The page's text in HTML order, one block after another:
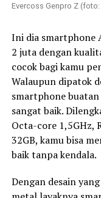
Evercoss Genpro Z (foto:
Ini dia smartphone
2 juta dengan
cocok bagi kamu
Walaupun dipatok
smartphone
sangat baik.
Octa-core 1,5GHz,
32GB, kamu bisa
baik tanpa kendala.
Dengan desain